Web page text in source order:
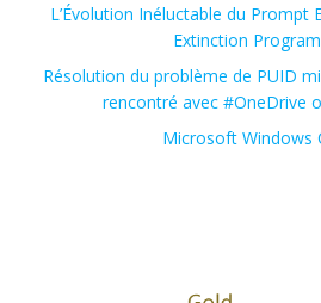
L’Évolution Inéluctable du Prompt
Extinction
Résolution du problème de PUID
rencontré avec #OneDrive
Microsoft Windows